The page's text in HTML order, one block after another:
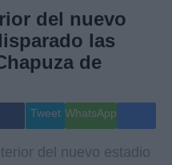
Gente
del nuevo
las
de
Tweet WhatsApp
del nuevo estadio